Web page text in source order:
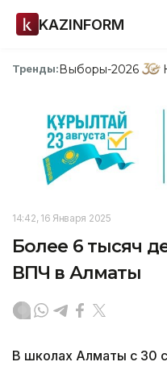
KAZINFORM
Тренды:Выборы-2026
14:42, 16 Января 2025
Более 6 тысяч
ВПЧ в Алматы
В школах Алматы с 30